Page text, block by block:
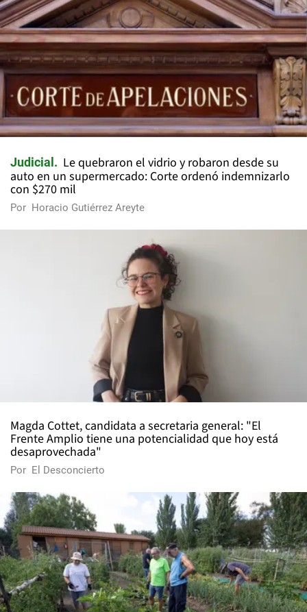
Judicial
Le quebraron el vidrio y robaron desde su
auto en un supermercado: Corte ordenó indemnizarlo
con $270 mil
Por Horacio Gutiérrez Areyte
Magda Cottet, candidata a secretaria general: "El
Frente Amplio tiene una potencialidad que hoy está
desaprovechada"
Por El Desconcierto